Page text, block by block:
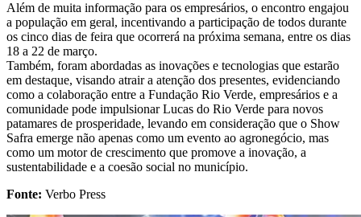
Além de muita informação para os empresários, o encontro engajou
a população em geral, incentivando a participação de todos durante
os cinco dias de feira que ocorrerá na próxima semana, entre os dias
18 a 22 de março.
Também, foram abordadas as inovações e tecnologias que estarão
em destaque, visando atrair a atenção dos presentes, evidenciando
como a colaboração entre a Fundação Rio Verde, empresários e a
comunidade pode impulsionar Lucas do Rio Verde para novos
patamares de prosperidade, levando em consideração que o Show
Safra emerge não apenas como um evento ao agronegócio, mas
como um motor de crescimento que promove a inovação, a
sustentabilidade e a coesão social no município.
Fonte: Verbo Press